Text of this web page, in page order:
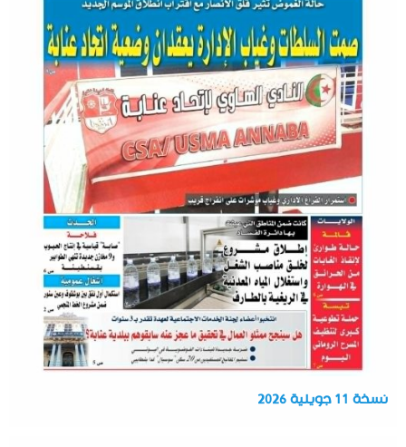
نسخة 11 جويلية 2026